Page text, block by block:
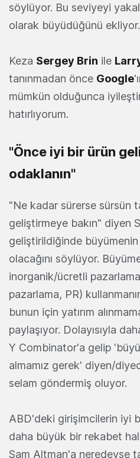
söylüyor. Bu seviyeyi
olarak büyüdüğünü ekliyor.
Keza Sergey Brin ile
tanınmadan önce Google
mümkün olduğunca
hatırlıyorum.
"Önce iyi bir ürün
odaklanın"
"Ne kadar sürerse sürsün
geliştirmeye bakın" diyen
geliştirildiğinde
olacağını söylüyor.
inorganik/ücretli pazarlama
pazarlama, PR)
bunun için yatırım
paylaşıyor. Dolayısıyla
Y Combinator'a gelip
almamız gerek' diyen/
selam göndermiş oluyor.
ABD'deki girişimcilerin iyi
daha büyük bir rekabet
Sam Altman'a neredeyse